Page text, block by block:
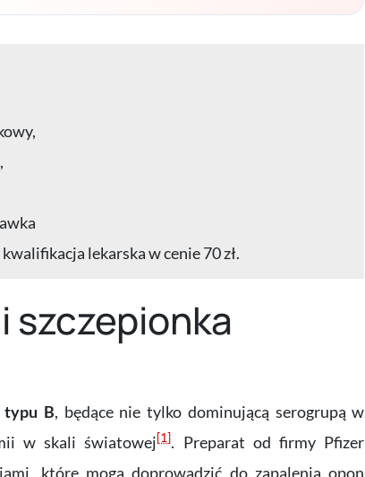
lekarska w cenie 70 zł.
szczepionka
typu B, będące nie tylko dominującą serogrupą w
w skali światowej[1]. Preparat od firmy Pfizer
które mogą doprowadzić do zapalenia opon